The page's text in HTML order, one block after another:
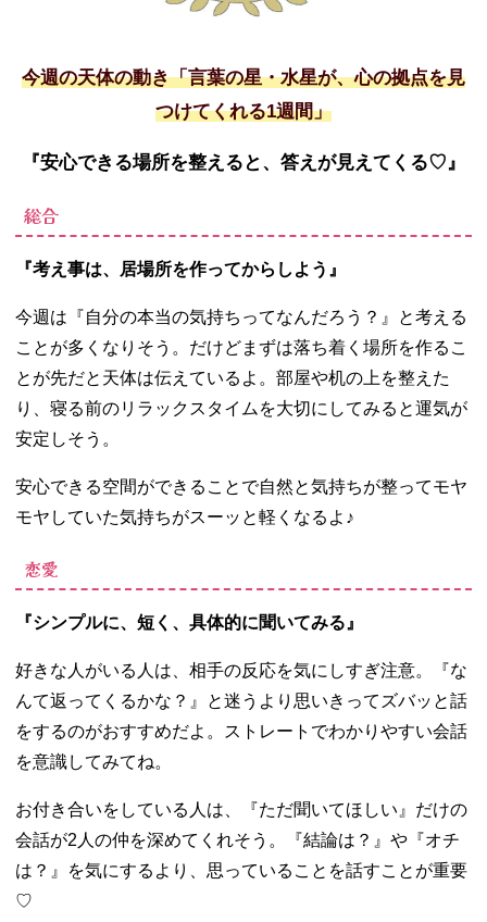
今週の天体の動き「言葉の星・水星が、心の拠点を見
つけてくれる1週間」
『安心できる場所を整えると、答えが見えてくる♡』
総合
『考え事は、居場所を作ってからしよう』
今週は『自分の本当の気持ちってなんだろう？』と考える
ことが多くなりそう。だけどまずは落ち着く場所を作るこ
とが先だと天体は伝えているよ。部屋や机の上を整えた
り、寝る前のリラックスタイムを大切にしてみると運気が
安定しそう。
安心できる空間ができることで自然と気持ちが整ってモヤ
モヤしていた気持ちがスーッと軽くなるよ♪
恋愛
『シンプルに、短く、具体的に聞いてみる』
好きな人がいる人は、相手の反応を気にしすぎ注意。『な
んて返ってくるかな？』と迷うより思いきってズバッと話
をするのがおすすめだよ。ストレートでわかりやすい会話
を意識してみてね。
お付き合いをしている人は、『ただ聞いてほしい』だけの
会話が2人の仲を深めてくれそう。『結論は？』や『オチ
は？』を気にするより、思っていることを話すことが重要
♡